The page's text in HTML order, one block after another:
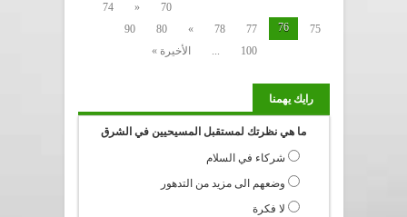
70
«
74
75
76
77
78
»
80
90
100
... الأخيرة »
رايك يهمنا
ما هي نظرتك لمستقبل المسيحيين في الشرق
شركاء في السلام
وضعهم الى مزيد من التدهور
لا فكرة